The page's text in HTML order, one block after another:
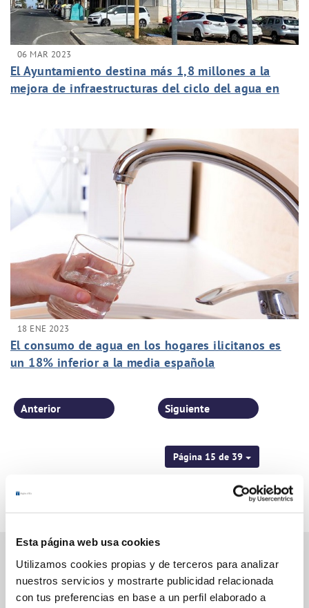
Esta página web usa cookies
Utilizamos cookies propias y de terceros para analizar
nuestros servicios y mostrarte publicidad relacionada
con tus preferencias en base a un perfil elaborado a
06 MAR 2023
El Ayuntamiento destina más 1,8 millones a la
mejora de infraestructuras del ciclo del agua en
18 ENE 2023
El consumo de agua en los hogares ilicitanos es
un 18% inferior a la media española
Página 15 de 39
Anterior Siguiente
Gestiones Online